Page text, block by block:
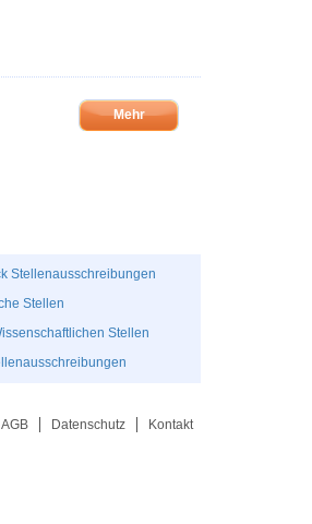
Mehr
AGB Datenschutz Kontakt